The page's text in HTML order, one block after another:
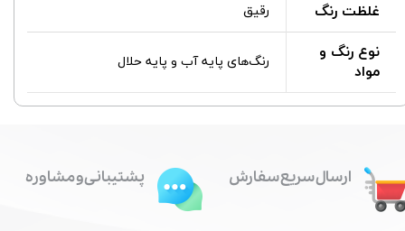
غلظت رنگ رقیق
نوع رنگ و
مواد
رنگ‌های پایه آب و پایه حلال
ارسال سریع سفارش پشتیبانی و مشاوره